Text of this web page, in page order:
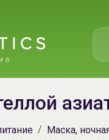
Маска,